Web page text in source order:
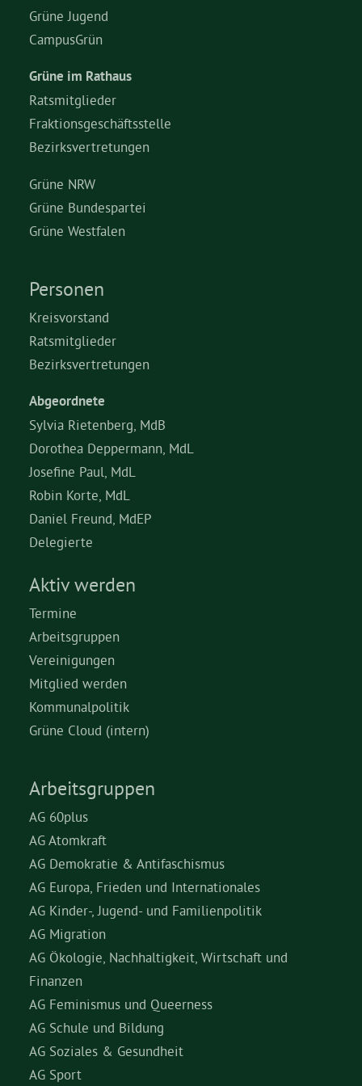
Grüne Jugend
CampusGrün
Grüne im Rathaus
Ratsmitglieder
Fraktionsgeschäftsstelle
Bezirksvertretungen
Grüne NRW
Grüne Bundespartei
Grüne Westfalen
Personen
Kreisvorstand
Ratsmitglieder
Bezirksvertretungen
Abgeordnete
Sylvia Rietenberg, MdB
Dorothea Deppermann, MdL
Josefine Paul, MdL
Robin Korte, MdL
Daniel Freund, MdEP
Delegierte
Aktiv werden
Termine
Arbeitsgruppen
Vereinigungen
Mitglied werden
Kommunalpolitik
Grüne Cloud (intern)
Arbeitsgruppen
AG 60plus
AG Atomkraft
AG Demokratie & Antifaschismus
AG Europa, Frieden und Internationales
AG Kinder-, Jugend- und Familienpolitik
AG Migration
AG Ökologie, Nachhaltigkeit, Wirtschaft und
Finanzen
AG Feminismus und Queerness
AG Schule und Bildung
AG Soziales & Gesundheit
AG Sport